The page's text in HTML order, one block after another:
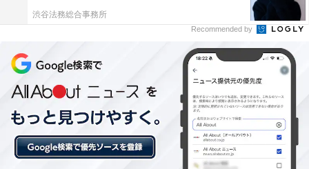
渋谷法務総合事務所
Recommended by